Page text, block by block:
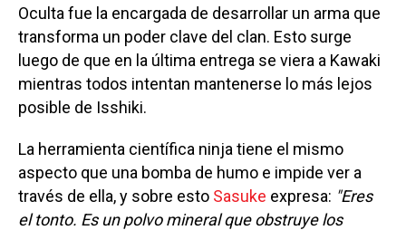
Oculta fue la encargada de desarrollar un arma que
transforma un poder clave del clan. Esto surge
luego de que en la última entrega se viera a Kawaki
mientras todos intentan mantenerse lo más lejos
posible de Isshiki.
La herramienta científica ninja tiene el mismo
aspecto que una bomba de humo e impide ver a
través de ella, y sobre esto Sasuke expresa: "Eres
el tonto. Es un polvo mineral que obstruye los